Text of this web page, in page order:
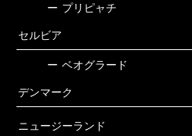
ー プリピャチ
セルビア
ー ベオグラード
デンマーク
ニュージーランド